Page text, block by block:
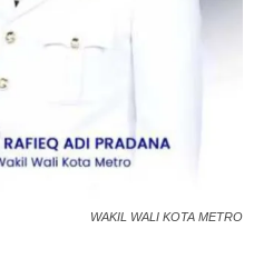
WAKIL WALI KOTA METRO